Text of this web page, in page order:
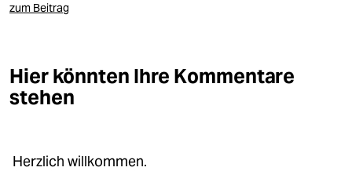
zum Beitrag
Hier könnten Ihre Kommentare
stehen
Herzlich willkommen.